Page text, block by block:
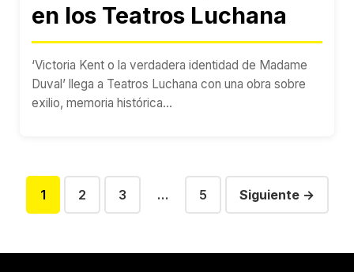
en los Teatros Luchana
‘Victoria Kent o la verdadera identidad de Madame
Duval’ llega a Teatros Luchana con una obra sobre
exilio, memoria histórica...
1 2 3 … 5 Siguiente →